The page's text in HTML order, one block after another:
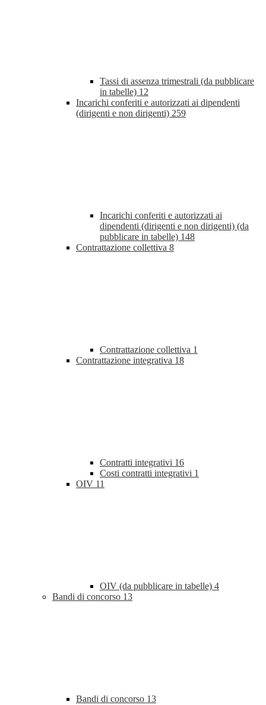
Tassi di assenza trimestrali (da pubblicare
in tabelle) 12
Incarichi conferiti e autorizzati ai dipendenti
(dirigenti e non dirigenti) 259
Incarichi conferiti e autorizzati ai
dipendenti (dirigenti e non dirigenti) (da
pubblicare in tabelle) 148
Contrattazione collettiva 8
Contrattazione collettiva 1
Contrattazione integrativa 18
Contratti integrativi 16
Costi contratti integrativi 1
OIV 11
OIV (da pubblicare in tabelle) 4
Bandi di concorso 13
Bandi di concorso 13